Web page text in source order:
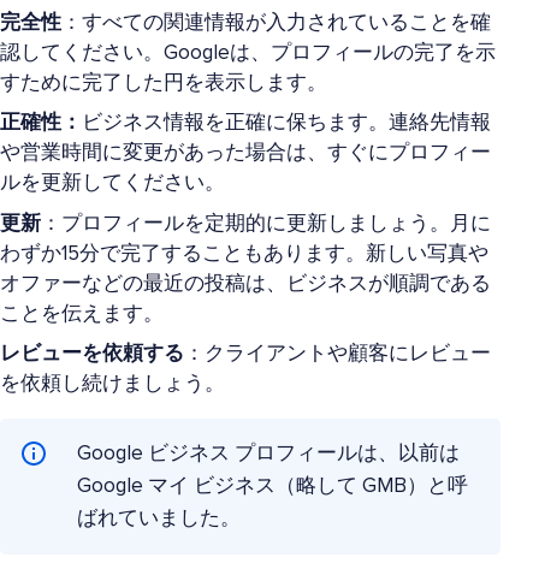
完全性 ：すべての関連情報が入力されていることを確
認してください。Googleは、プロフィールの完了を示
すために完了した円を表示します。
正確性： ビジネス情報を正確に保ちます。連絡先情報
や営業時間に変更があった場合は、すぐにプロフィー
ルを更新してください。
更新 ：プロフィールを定期的に更新しましょう。月に
わずか15分で完了することもあります。新しい写真や
オファーなどの最近の投稿は、ビジネスが順調である
ことを伝えます。
レビューを依頼する ：クライアントや顧客にレビュー
を依頼し続けましょう。
Google ビジネス プロフィールは、以前は
Google マイ ビジネス（略して GMB）と呼
ばれていました。